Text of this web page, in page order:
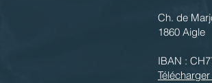
Ch. de
1860 Aigle
IBAN :